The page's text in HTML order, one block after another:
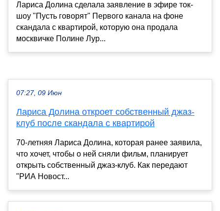
Лариса Долина сделала заявление в эфире ток-
шоу "Пусть говорят" Первого канала на фоне
скандала с квартирой, которую она продала
москвичке Полине Лур...
07:27, 09 Июн
Лариса Долина откроет собственный джаз-
клуб после скандала с квартирой
70-летняя Лариса Долина, которая ранее заявила,
что хочет, чтобы о ней сняли фильм, планирует
открыть собственный джаз-клуб. Как передают
"РИА Новост...